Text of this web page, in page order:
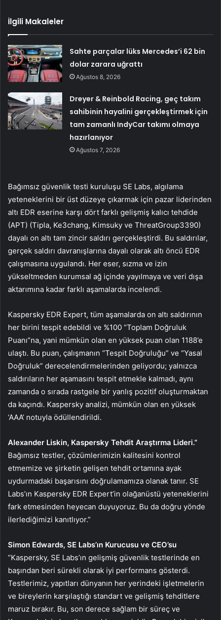
İlgili Makaleler
Sahte parçalar lüks Mercedes’i 62 bin
dolar zarara uğrattı
Ağustos 8, 2026
Dreyer & Reinbold Racing, geç takım
sahibinin hayalini gerçekleştirmek için
tam zamanlı IndyCar takımı olmaya
hazırlanıyor
Ağustos 7, 2026
Bağımsız güvenlik testi kuruluşu SE Labs, algılama
yeteneklerini bir üst düzeye çıkarmak için pazar liderinden
altı EDR eserine karşı dört farklı gelişmiş kalıcı tehdide
(APT) (Tipla, Ke3chang, Kimsuky ve ThreatGroup3390)
dayalı on altı tam zincir saldırı gerçekleştirdi. Bu saldırılar,
gerçek saldırı davranışlarına dayalı olarak altı öncü EDR
çalışmasına uygulandı. Her eser, sızma ve izin
yükseltmeden kurumsal ağ içinde yayılmaya ve veri dışa
aktarımına kadar farklı aşamalarda incelendi.
Kaspersky EDR Expert, tüm aşamalarda on altı saldırının
her birini tespit edebildi ve %100 “Toplam Doğruluk
Puanı”na, yani mümkün olan en yüksek puan olan 1188’e
ulaştı. Bu puan, çalışmanın “Tespit Doğruluğu” ve “Yasal
Doğruluk” derecelendirmelerinden geliyordu; yalnızca
saldırıların her aşamasını tespit etmekle kalmadı, aynı
zamanda o sırada rastgele bir yanlış pozitif oluşturmaktan
da kaçındı. Kaspersky analizi, mümkün olan en yüksek
‘AAA’ notuyla ödüllendirildi.
Alexander Liskin, Kaspersky Tehdit Araştırma Lideri.”
Bağımsız testler, çözümlerimizin kalitesini kontrol
etmemize ve şirketin gelişen tehdit ortamına ayak
uydurmadaki başarısını doğrulamamıza olanak tanır. SE
Labs’ın Kaspersky EDR Expert’in olağanüstü yeteneklerini
fark etmesinden heyecan duyuyoruz. Bu da doğru yönde
ilerlediğimizi kanıtlıyor.”
Simon Edwards, SE Labs’ın Kurucusu ve CEO’su
“Kaspersky, SE Labs’ın gelişmiş güvenlik testlerinde en
başından beri sürekli olarak iyi performans gösterdi.
Testlerimiz, yapıtları dünyanın her yerindeki işletmelerin
ve bireylerin karşılaştığı standart ve gelişmiş tehditlere
maruz bırakır. Bu, son derece sağlam bir süreç ve